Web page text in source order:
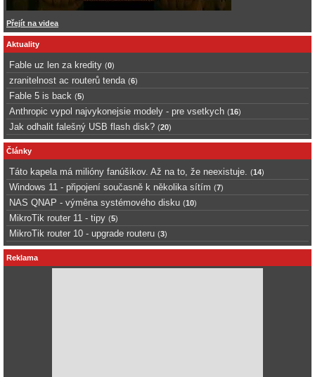
Přejít na videa
Aktuality
Fable uz len za kredity (0)
zranitelnost ac routerů tenda (6)
Fable 5 is back (5)
Anthropic vypol najvykonejsie modely - pre vsetkych (16)
Jak odhalit falešný USB flash disk? (20)
Články
Táto kapela má milióny fanúšikov. Až na to, že neexistuje. (14)
Windows 11 - připojení současně k několika sítím (7)
NAS QNAP - výměna systémového disku (10)
MikroTik router 11 - tipy (5)
MikroTik router 10 - upgrade routeru (3)
Reklama